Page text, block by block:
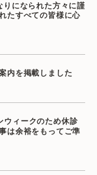
りになられた方々に謹
たすべての皆様に心
内を掲載しました
ウィークのため休診
は余裕をもってご準